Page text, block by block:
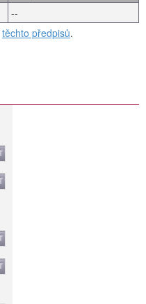
--
těchto předpisů.